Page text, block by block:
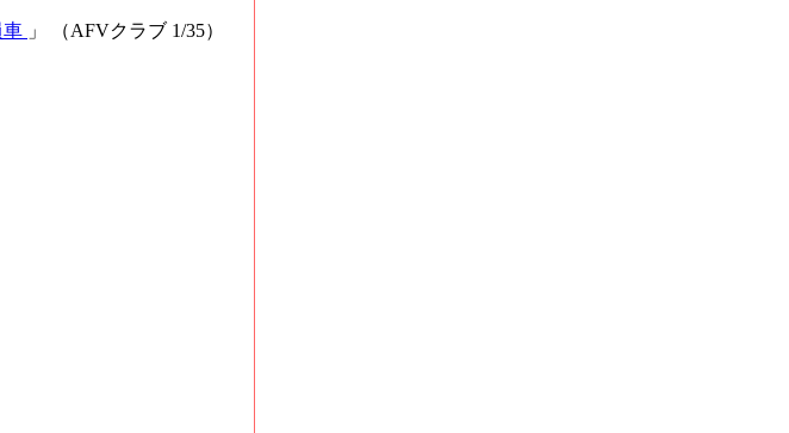
車 」 （AFVクラブ 1/35）